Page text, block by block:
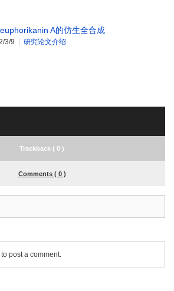
A的仿生全合成
3/9 研究论文介绍
Trackback ( 0 )
Comments ( 0 )
to post a comment.